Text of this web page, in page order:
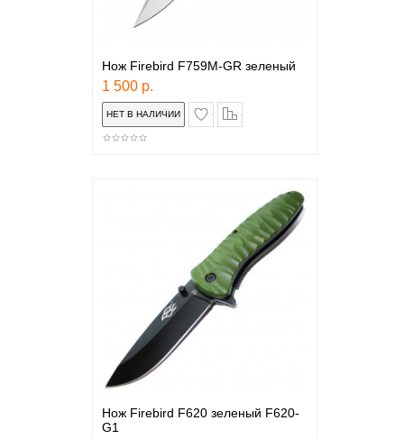
Нож Firebird F759M-GR зеленый
1 500 р.
в закладки
Нож Firebird F620 зеленый F620-
G1